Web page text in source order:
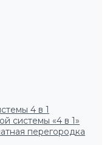
4 в 1
системы «4 в 1»
перегородка